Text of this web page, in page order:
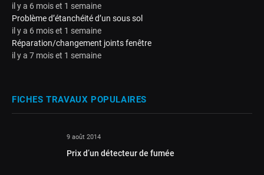
il y a 6 mois et 1 semaine
Problème d’étanchéité d’un sous sol
il y a 6 mois et 1 semaine
Réparation/changement joints fenêtre
il y a 7 mois et 1 semaine
FICHES TRAVAUX POPULAIRES
9 août 2014
Prix d’un détecteur de fumée